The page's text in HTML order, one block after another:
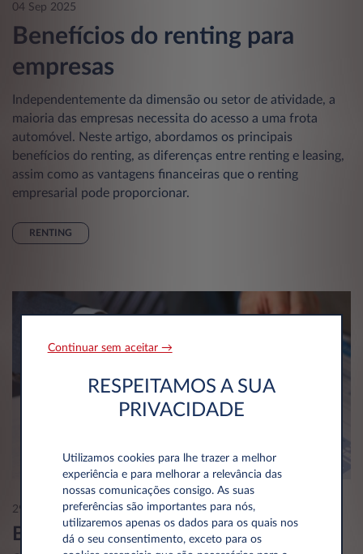
04 Sep 2025
Benefícios do renting para
empresas
Independentemente da dimensão ou setor de atividade, a
maioria das empresas necessita do acesso a uma frota
automóvel. Neste artigo, abordamos os principais
benefícios do renting, as diferenças entre renting e leasing,
assim como as vantagens financeiras que o renting
empresarial pode proporcionar.
RENTING
29 Aug 2025
Benefícios fiscais do renting
Continuar sem aceitar →
RESPEITAMOS A SUA
PRIVACIDADE
Utilizamos cookies para lhe trazer a melhor
experiência e para melhorar a relevância das
nossas comunicações consigo. As suas
preferências são importantes para nós,
utilizaremos apenas os dados para os quais nos
dá o seu consentimento, exceto para os